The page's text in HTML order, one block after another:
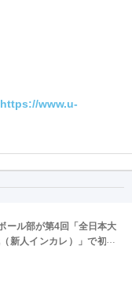
https://www.u-
ール部が第4回「全日本大
新人インカレ）」で初優